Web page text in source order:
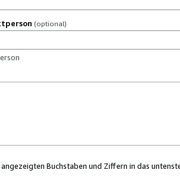
(optional)
Buchstaben und Ziffern in das